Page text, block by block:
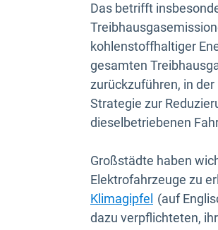
Das betrifft
kohlenstoffhaltiger
gesamten
zurückzuführen, in der
Strategie zur
dieselbetriebenen
Großstädte haben
Elektrofahrzeuge zu
Klimagipfel In neuem
(auf
dazu verpflichteten,